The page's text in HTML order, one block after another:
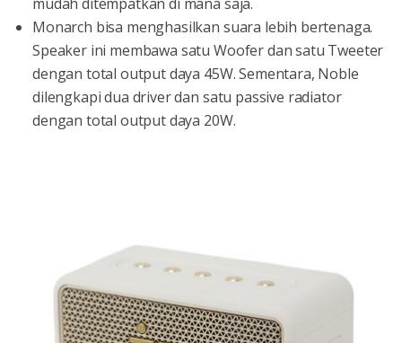
Monarch bisa menghasilkan suara lebih bertenaga.
Speaker ini membawa satu Woofer dan satu Tweeter
dengan total output daya 45W. Sementara, Noble
dilengkapi dua driver dan satu passive radiator
dengan total output daya 20W.